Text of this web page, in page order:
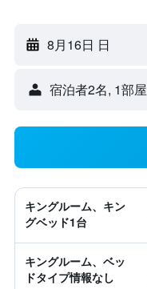
8月16日 日
宿泊者2名, 1​部屋
キングルーム、キン
グベッド1台
キングルーム、ベッ
ドタイプ情報なし